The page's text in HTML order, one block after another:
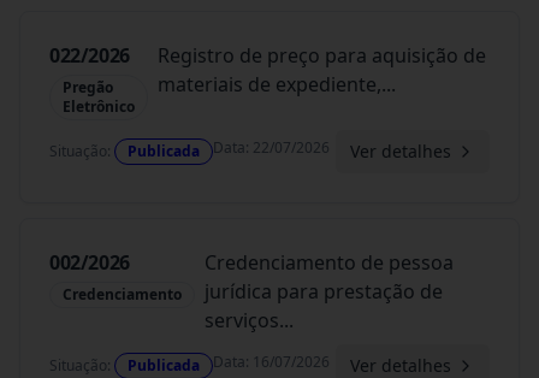
022/2026
Pregão
Eletrônico
Registro de preço para aquisição de
materiais de expediente,...
Situação: Publicada Data: 22/07/2026 Ver detalhes
002/2026
Credenciamento
Credenciamento de pessoa
jurídica para prestação de
serviços...
Situação: Publicada Data: 16/07/2026 Ver detalhes